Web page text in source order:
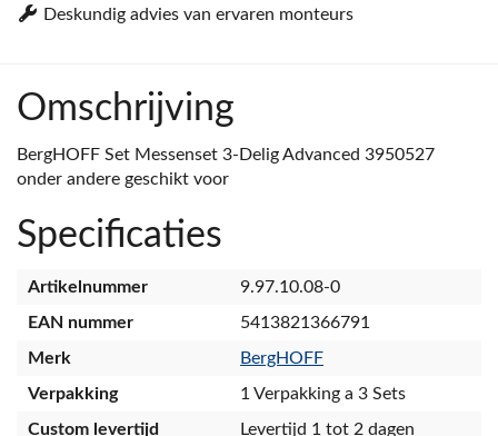
Deskundig advies van ervaren monteurs
Omschrijving
BergHOFF Set Messenset 3-Delig Advanced 3950527
onder andere geschikt voor
Specificaties
Artikelnummer
9.97.10.08-0
EAN nummer
5413821366791
Merk
BergHOFF
Verpakking
1 Verpakking a 3 Sets
Custom levertijd
Levertijd 1 tot 2 dagen